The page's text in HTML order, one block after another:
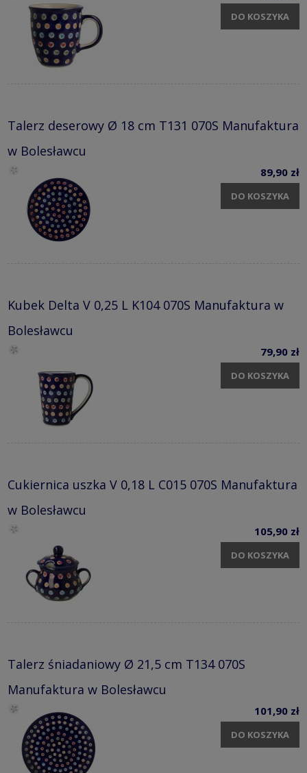
DO KOSZYKA
Talerz deserowy Ø 18 cm T131 070S Manufaktura
w Bolesławcu
89,90 zł
DO KOSZYKA
Kubek Delta V 0,25 L K104 070S Manufaktura w
Bolesławcu
79,90 zł
DO KOSZYKA
Cukiernica uszka V 0,18 L C015 070S Manufaktura
w Bolesławcu
105,90 zł
DO KOSZYKA
Talerz śniadaniowy Ø 21,5 cm T134 070S
Manufaktura w Bolesławcu
101,90 zł
DO KOSZYKA